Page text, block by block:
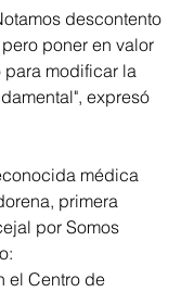
descontento
poner en valor
modificar la
expresó
médica
primera
por Somos
el Centro de